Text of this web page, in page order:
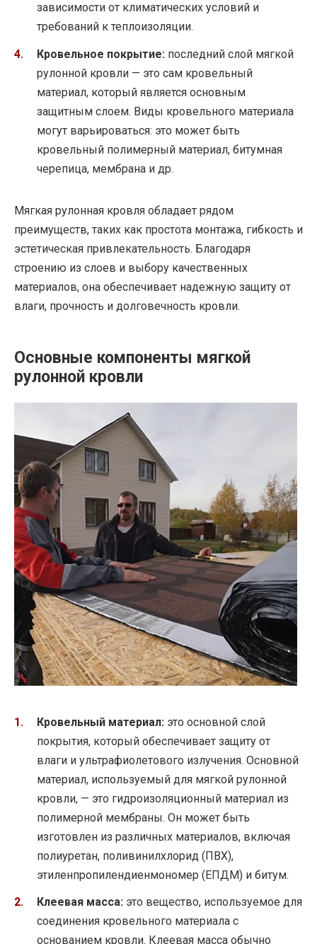
зависимости от климатических условий и
требований к теплоизоляции.
Кровельное покрытие: последний слой мягкой
рулонной кровли — это сам кровельный
материал, который является основным
защитным слоем. Виды кровельного материала
могут варьироваться: это может быть
кровельный полимерный материал, битумная
черепица, мембрана и др.
Мягкая рулонная кровля обладает рядом
преимуществ, таких как простота монтажа, гибкость и
эстетическая привлекательность. Благодаря
строению из слоев и выбору качественных
материалов, она обеспечивает надежную защиту от
влаги, прочность и долговечность кровли.
Основные компоненты мягкой
рулонной кровли
Кровельный материал: это основной слой
покрытия, который обеспечивает защиту от
влаги и ультрафиолетового излучения. Основной
материал, используемый для мягкой рулонной
кровли, — это гидроизоляционный материал из
полимерной мембраны. Он может быть
изготовлен из различных материалов, включая
полиуретан, поливинилхлорид (ПВХ),
этиленпропилендиенмономер (ЕПДМ) и битум.
Клеевая масса: это вещество, используемое для
соединения кровельного материала с
основанием кровли. Клеевая масса обычно